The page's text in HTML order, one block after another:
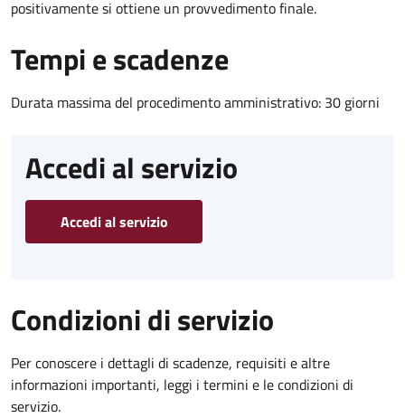
positivamente si ottiene un provvedimento finale.
Tempi e scadenze
Durata massima del procedimento amministrativo: 30 giorni
Accedi al servizio
Accedi al servizio
Condizioni di servizio
Per conoscere i dettagli di scadenze, requisiti e altre
informazioni importanti, leggi i termini e le condizioni di
servizio.